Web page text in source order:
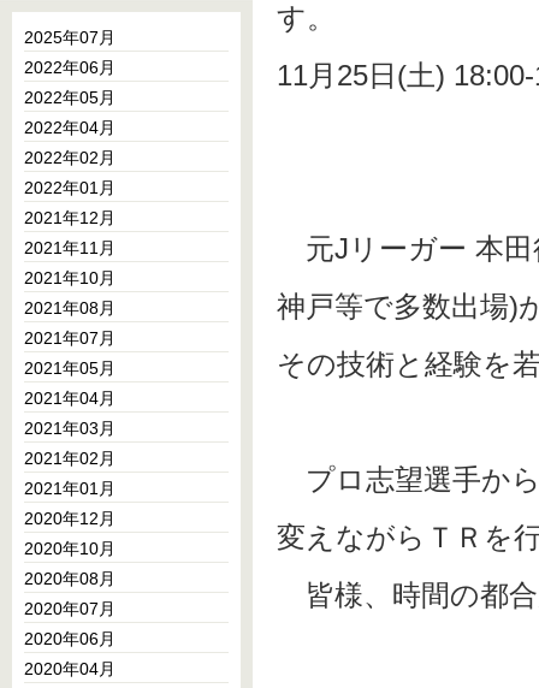
す。
11月25日(土)
元Jリーガー 本田
神戸等で多数出場)
その技術と経験を
プロ志望選手か
変えながらＴＲ
皆様、時間の都
2025年07月
2022年06月
2022年05月
2022年04月
2022年02月
2022年01月
2021年12月
2021年11月
2021年10月
2021年08月
2021年07月
2021年05月
2021年04月
2021年03月
2021年02月
2021年01月
2020年12月
2020年10月
2020年08月
2020年07月
2020年06月
2020年04月